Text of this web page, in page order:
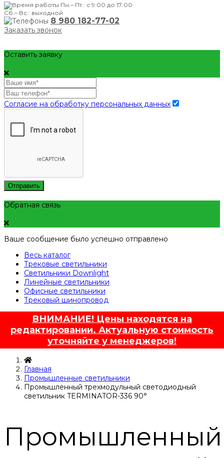
Пн.– Пт.: с 9:00 до 17:00
Сб.– Вс.: выходной
8 980 182-77-02
Заказать звонок
Оставить заявку
Согласие на обработку персональных данных
Отправить
Обратная связь
Ваше сообщение было успешно отправлено
Весь каталог
Трековые светильники
Светильники Downlight
Линейные светильники
Офисные светильники
Трековый шинопровод
ВНИМАНИЕ! Цены находятся на
редактировании. Актуальную стоимость
уточняйте у менеджеров!
Главная
Промышленные светильники
Промышленный трехмодульный светодиодный
светильник TERMINATOR-336 90°
Промышленный